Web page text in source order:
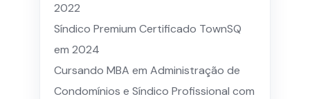
2022
Síndico Premium Certificado TownSQ
em 2024
Cursando MBA em Administração de
Condomínios e Síndico Profissional com